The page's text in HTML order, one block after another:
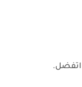
اتفضل.